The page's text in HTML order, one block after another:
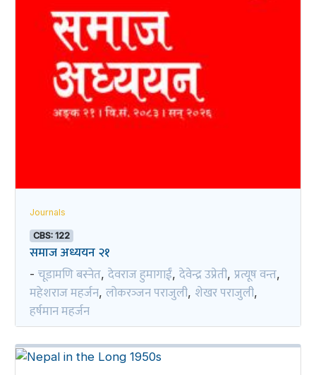
Journals
CBS: 122
समाज अध्ययन २१
- चूडामणि बस्नेत, देवराज हुमागाईं, देवेन्द्र उप्रेती, प्रत्यूष वन्त,
महेशराज महर्जन, लोकरञ्‍जन पराजुली, शेखर पराजुली,
हर्षमान महर्जन